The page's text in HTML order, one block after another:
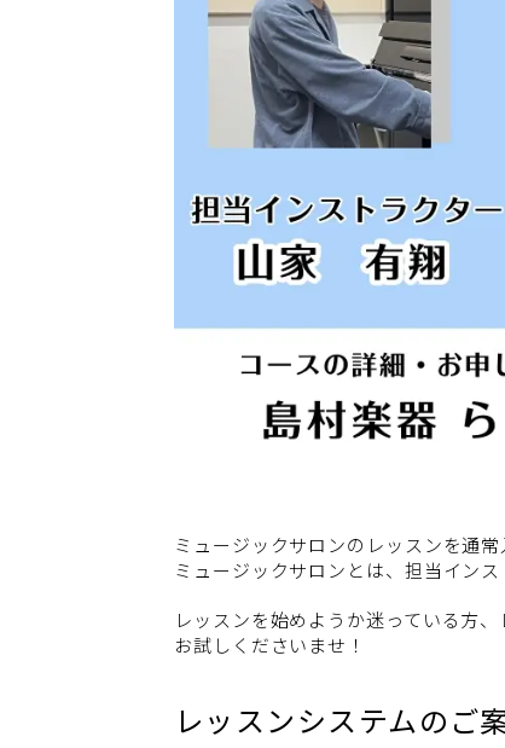
ミュージックサロンのレッスンを通常
ミュージックサロンとは、担当イン
レッスンを始めようか迷っている方
お試しくださいませ！
レッスンシステムのご